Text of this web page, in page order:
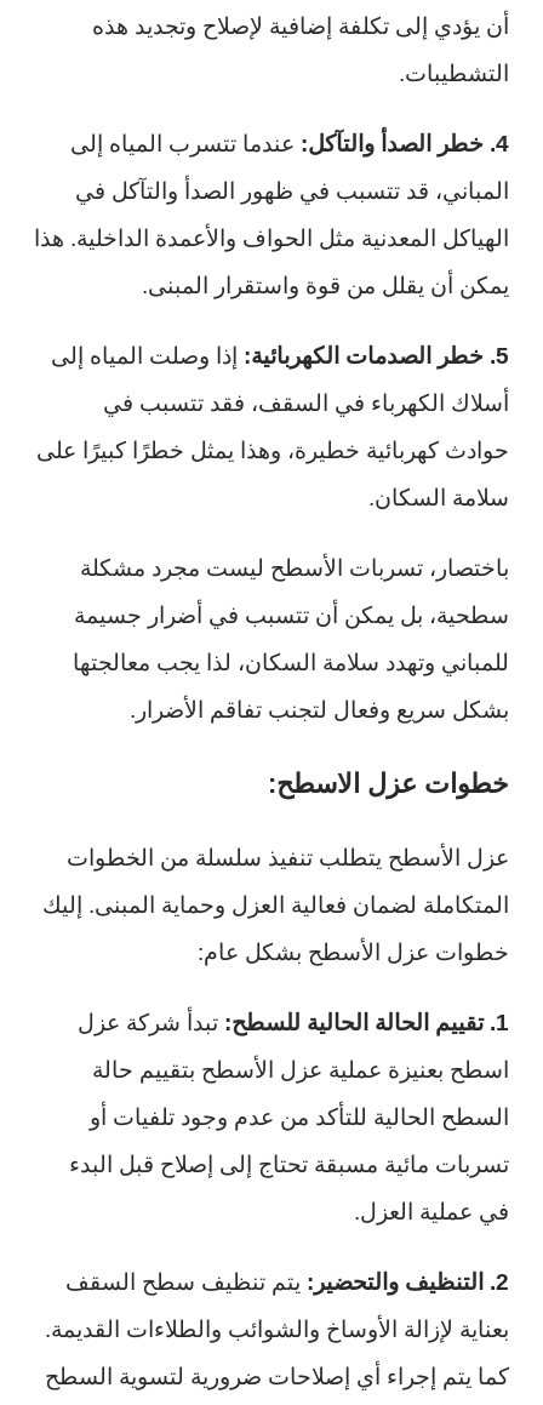
أن يؤدي إلى تكلفة إضافية لإصلاح وتجديد هذه
التشطيبات.
4. خطر الصدأ والتآكل:
عندما تتسرب المياه إلى
المباني، قد تتسبب في ظهور الصدأ والتآكل في
الهياكل المعدنية مثل الحواف والأعمدة الداخلية. هذا
يمكن أن يقلل من قوة واستقرار المبنى.
5. خطر الصدمات الكهربائية:
إذا وصلت المياه إلى
أسلاك الكهرباء في السقف، فقد تتسبب في
حوادث كهربائية خطيرة، وهذا يمثل خطرًا كبيرًا على
سلامة السكان.
باختصار، تسربات الأسطح ليست مجرد مشكلة
سطحية، بل يمكن أن تتسبب في أضرار جسيمة
للمباني وتهدد سلامة السكان، لذا يجب معالجتها
بشكل سريع وفعال لتجنب تفاقم الأضرار.
خطوات عزل الاسطح:
عزل الأسطح يتطلب تنفيذ سلسلة من الخطوات
المتكاملة لضمان فعالية العزل وحماية المبنى. إليك
خطوات عزل الأسطح بشكل عام:
1. تقييم الحالة الحالية للسطح:
تبدأ شركة عزل
اسطح بعنيزة عملية عزل الأسطح بتقييم حالة
السطح الحالية للتأكد من عدم وجود تلفيات أو
تسربات مائية مسبقة تحتاج إلى إصلاح قبل البدء
في عملية العزل.
2. التنظيف والتحضير:
يتم تنظيف سطح السقف
بعناية لإزالة الأوساخ والشوائب والطلاءات القديمة.
كما يتم إجراء أي إصلاحات ضرورية لتسوية السطح